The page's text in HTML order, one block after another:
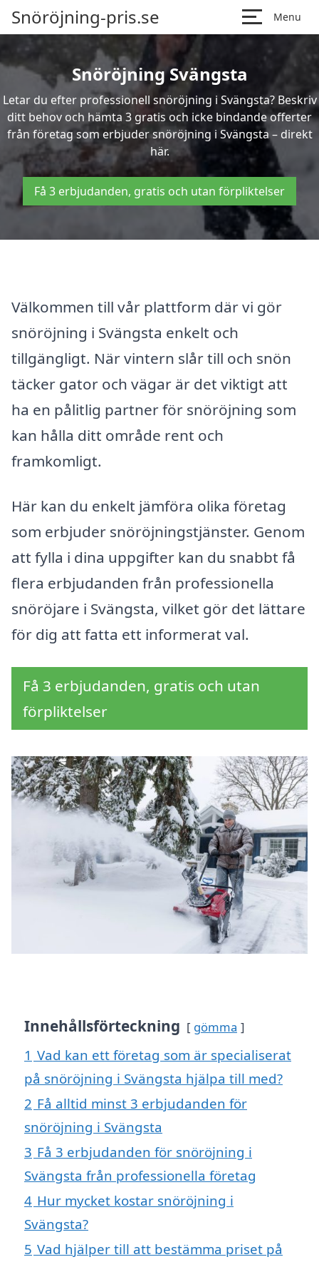
Snöröjning-pris.se Menu
Snöröjning Svängsta
Letar du efter professionell snöröjning i Svängsta? Beskriv
ditt behov och hämta 3 gratis och icke bindande offerter
från företag som erbjuder snöröjning i Svängsta – direkt
här.
Få 3 erbjudanden, gratis och utan förpliktelser
Välkommen till vår plattform där vi gör
snöröjning i Svängsta enkelt och
tillgängligt. När vintern slår till och snön
täcker gator och vägar är det viktigt att
ha en pålitlig partner för snöröjning som
kan hålla ditt område rent och
framkomligt.
Här kan du enkelt jämföra olika företag
som erbjuder snöröjningstjänster. Genom
att fylla i dina uppgifter kan du snabbt få
flera erbjudanden från professionella
snöröjare i Svängsta, vilket gör det lättare
för dig att fatta ett informerat val.
Få 3 erbjudanden, gratis och utan
förpliktelser
Innehållsförteckning gömma
1 Vad kan ett företag som är specialiserat
på snöröjning i Svängsta hjälpa till med?
2 Få alltid minst 3 erbjudanden för
snöröjning i Svängsta
3 Få 3 erbjudanden för snöröjning i
Svängsta från professionella företag
4 Hur mycket kostar snöröjning i
Svängsta?
5 Vad hjälper till att bestämma priset på